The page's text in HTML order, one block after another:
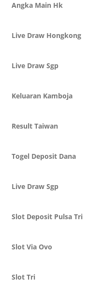
Angka Main Hk
Live Draw Hongkong
Live Draw Sgp
Keluaran Kamboja
Result Taiwan
Togel Deposit Dana
Live Draw Sgp
Slot Deposit Pulsa Tri
Slot Via Ovo
Slot Tri